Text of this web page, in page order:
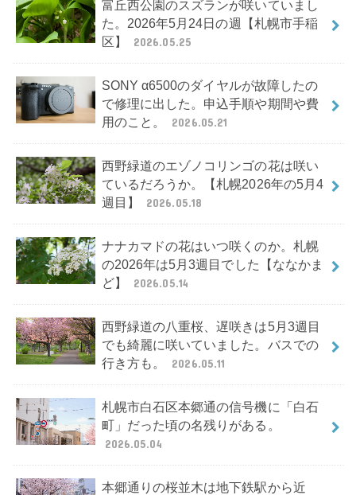
富丘西公園のスズランが咲いていまし
た。2026年5月24日の週【札幌市手稲
区】
2026.05.25
SONY α6500のダイヤルが故障したの
で修理に出した。申込手順や期間や費
用のこと。
2026.05.21
西野緑道のエゾノコリンゴの花は咲い
ているだろうか。【札幌2026年の5月4
週目】
2026.05.18
ナナカマドの花はいつ咲くのか。札幌
の2026年は5月3週目でした【ななかま
ど】
2026.05.14
西野緑道の八重桜、遅咲きは5月3週目
でも綺麗に咲いていました。バスでの
行き方も。
2026.05.11
札幌市白石区本郷通の信号機に「白石
町」だった頃の名残りがある。
2026.05.04
本郷通りの桜並木は地下鉄駅から近